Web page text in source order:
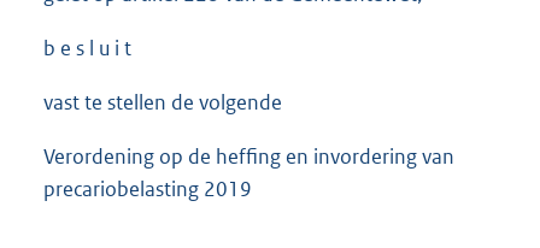
b e s l u i t
vast te stellen de volgende
Verordening op de heffing en invordering van
precariobelasting 2019